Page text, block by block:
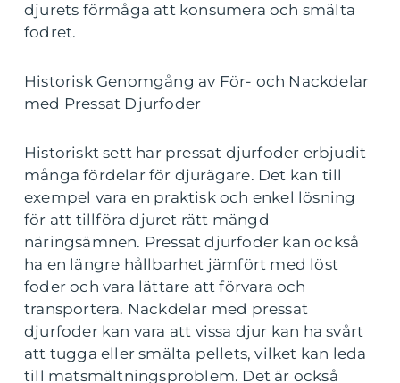
djurets förmåga att konsumera och smälta
fodret.
Historisk Genomgång av För- och Nackdelar
med Pressat Djurfoder
Historiskt sett har pressat djurfoder erbjudit
många fördelar för djurägare. Det kan till
exempel vara en praktisk och enkel lösning
för att tillföra djuret rätt mängd
näringsämnen. Pressat djurfoder kan också
ha en längre hållbarhet jämfört med löst
foder och vara lättare att förvara och
transportera. Nackdelar med pressat
djurfoder kan vara att vissa djur kan ha svårt
att tugga eller smälta pellets, vilket kan leda
till matsmältningsproblem. Det är också